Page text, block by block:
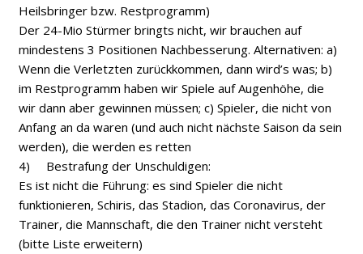
Heilsbringer bzw. Restprogramm)
Der 24-Mio Stürmer bringts nicht, wir brauchen auf
mindestens 3 Positionen Nachbesserung. Alternativen: a)
Wenn die Verletzten zurückkommen, dann wird’s was; b)
im Restprogramm haben wir Spiele auf Augenhöhe, die
wir dann aber gewinnen müssen; c) Spieler, die nicht von
Anfang an da waren (und auch nicht nächste Saison da sein
werden), die werden es retten
4) Bestrafung der Unschuldigen:
Es ist nicht die Führung: es sind Spieler die nicht
funktionieren, Schiris, das Stadion, das Coronavirus, der
Trainer, die Mannschaft, die den Trainer nicht versteht
(bitte Liste erweitern)